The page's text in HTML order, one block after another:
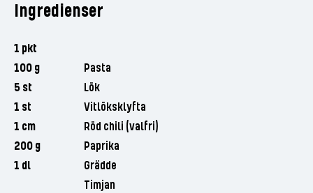
Ingredienser
1 pkt
100 g
Pasta
5 st
Lök
1 st
Vitlöksklyfta
1 cm
Röd chili (valfri)
200 g
Paprika
1 dl
Grädde
Timjan